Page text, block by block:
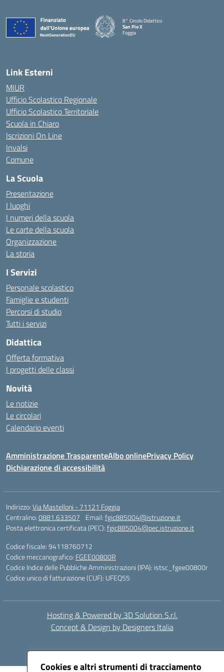
Cookies e altri strumenti di tracciamento
8° Circolo Didattico
San Pio X
Foggia
— Visita la pagina iniziale della scuola
Link Esterni
MIUR
Ufficio Scolastico Regionale
Ufficio Scolastico Territoriale
Scuola in Chiaro
Iscrizioni On Line
Invalsi
Comune
La Scuola
Presentazione
I luoghi
I numeri della scuola
Le carte della scuola
Organizzazione
La storia
I Servizi
Personale scolastico
Famiglie e studenti
Percorsi di studio
Tutti i servizi
Didattica
Offerta formativa
I progetti delle classi
Novità
Le notizie
Le circolari
Calendario eventi
Amministrazione TrasparenteAlbo onlinePrivacy Policy
Dichiarazione di accessibilità
Indirizzo:Via Mastelloni - 71121 Foggia
Centralino:0881.633507 Email:fgic885004@istruzione.it
Posta elettronica certificata (PEC):fgic885004@pec.istruzione.it
Codice fiscale: 94118760712
Codice meccanografico: FGEE00800R
Codice Indice delle Pubbliche Amministrazioni (IPA): istsc_fgee00800r
Codice unico di fatturazione (CUF): UFEQ55
Hosting & Powered by 3D Solution S.r.l.
Concept & Design by Designers Italia